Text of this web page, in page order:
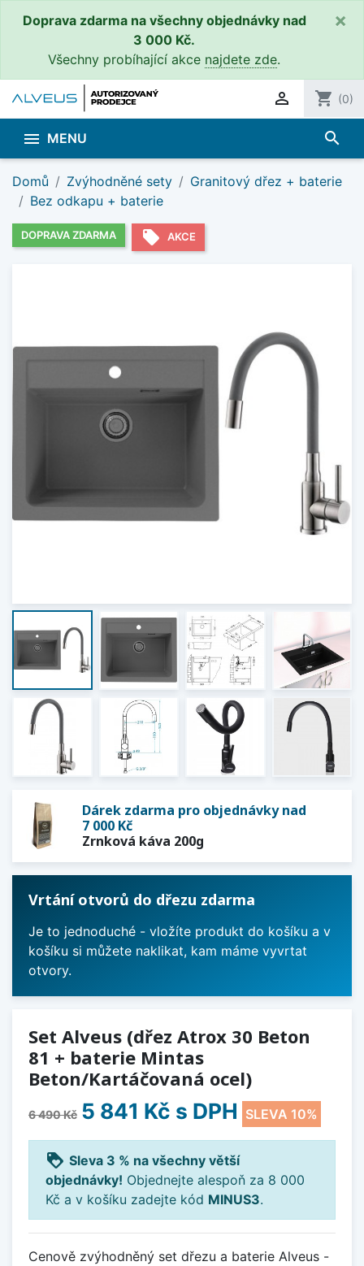
Doprava zdarma na všechny objednávky nad
3 000 Kč.
Všechny probíhající akce najdete zde.
×
 shopping_cart (0)
 MENU search
Domů Zvýhodněné sety
Granitový dřez + baterie
Bez odkapu + baterie
DOPRAVA ZDARMA local_offer AKCE
Dárek zdarma pro objednávky nad
7 000 Kč
Zrnková káva 200g
Vrtání otvorů do dřezu zdarma
Je to jednoduché - vložíte produkt do košíku a v
košíku si můžete naklikat, kam máme vyvrtat
otvory.
Set Alveus (dřez Atrox 30 Beton
81 + baterie Mintas
Beton/Kartáčovaná ocel)
6 490 Kč 5 841 Kč s DPH SLEVA 10%
loyalty Sleva 3 % na všechny větší
objednávky! Objednejte alespoň za 8 000
Kč a v košíku zadejte kód MINUS3.
Cenově zvýhodněný set dřezu a baterie Alveus -